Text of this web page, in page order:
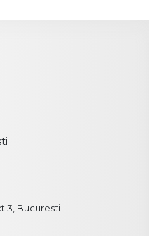
3, Bucuresti